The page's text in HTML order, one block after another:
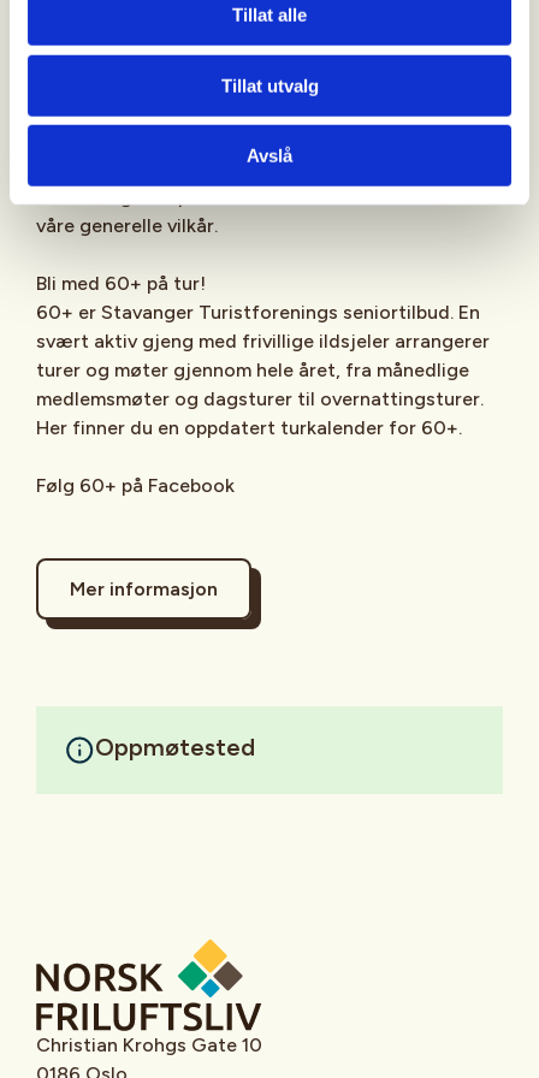
Tillat alle
Tillat utvalg
Avslå
ikke er medlemmer. Vi oppfordrer alle til å melde
seg inn og støtte vårt arbeid med å få flere ut på
tur. Bli medlem i DNT!
Når du er med på denne turen bekrefter du at du
våre generelle vilkår.
Bli med 60+ på tur!
60+ er Stavanger Turistforenings seniortilbud. En
svært aktiv gjeng med frivillige ildsjeler arrangerer
turer og møter gjennom hele året, fra månedlige
medlemsmøter og dagsturer til overnattingsturer.
Her finner du en oppdatert turkalender for 60+.
Følg 60+ på Facebook
Mer informasjon
Oppmøtested
Christian Krohgs Gate 10